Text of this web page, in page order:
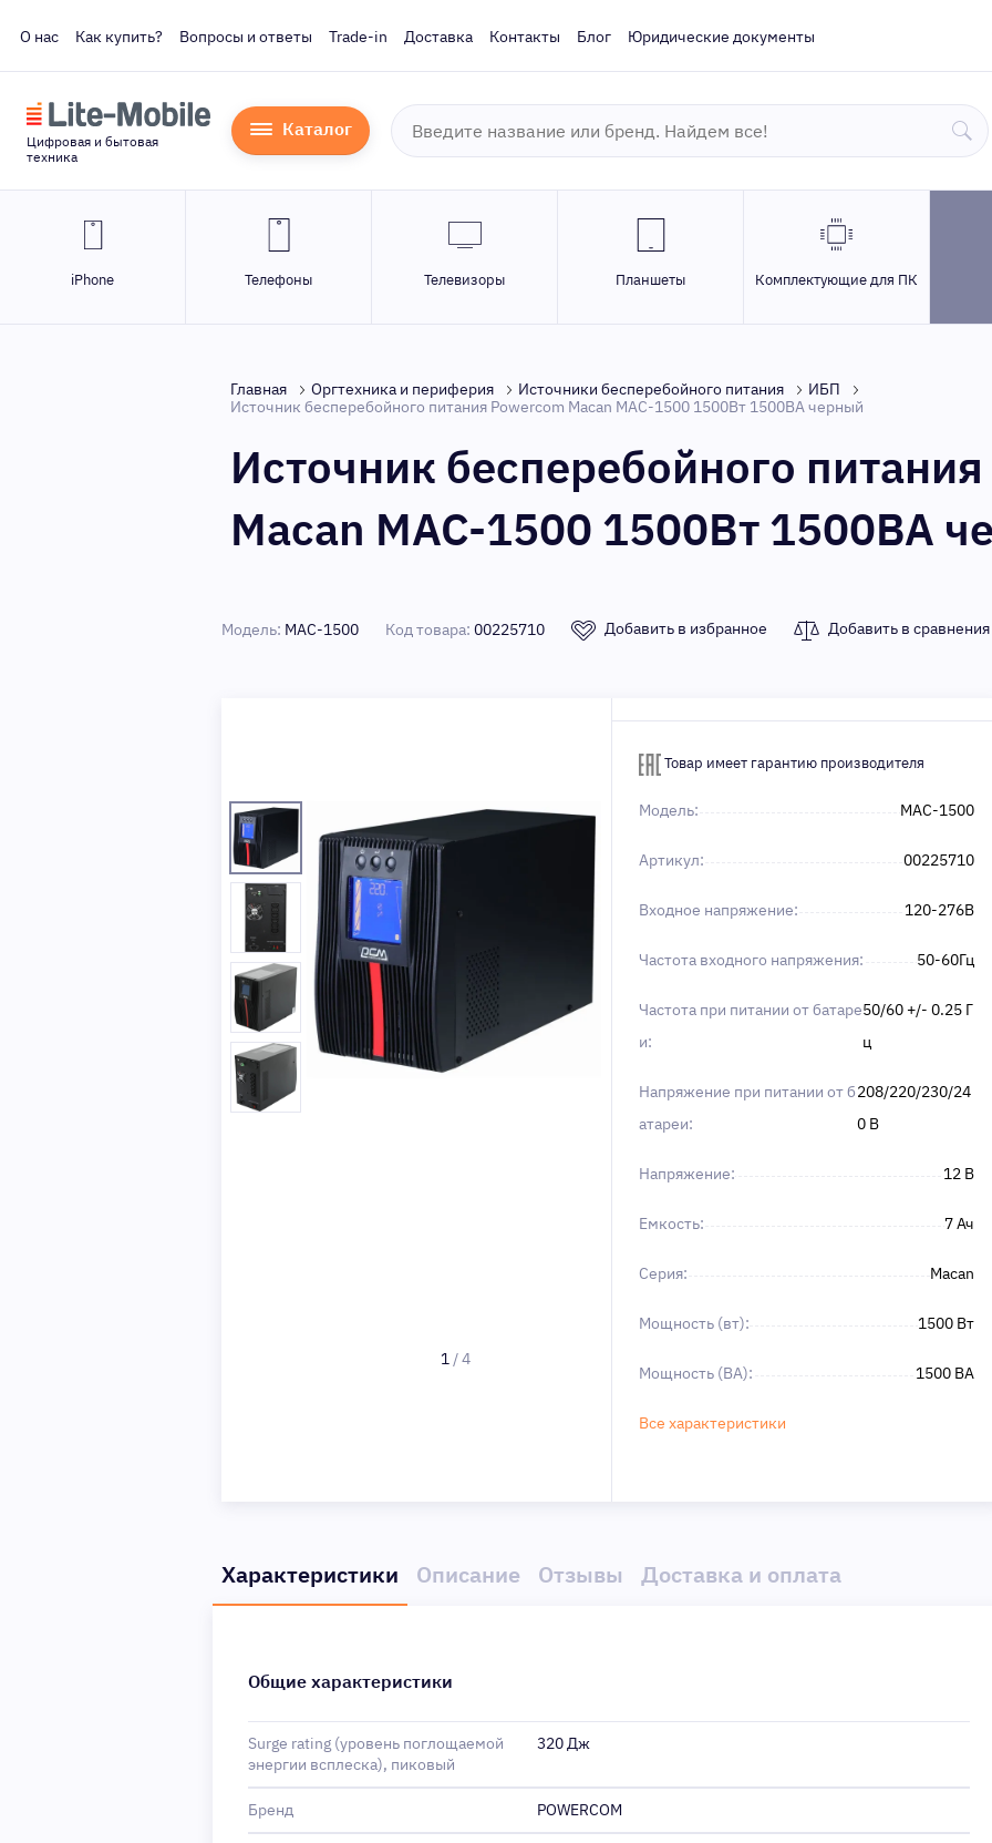
О нас Как купить? Вопросы и ответы Trade-in Доставка Контакты Блог Юридические документы
Цифровая и бытовая
техника
Каталог
iPhone Телефоны Телевизоры Планшеты Комплектующие для ПК
Главная Оргтехника и периферия Источники бесперебойного питания
ИБП
Источник бесперебойного питания Powercom Macan MAC-1500 1500Вт 1500ВА черный
Источник бесперебойного
Macan MAC-1500 1500Вт 1500ВА
Модель: MAC-1500 Код товара: 00225710 Добавить в избранное Добавить в сравнения
1 /4
Товар имеет гарантию производителя
Модель: MAC-1500
Артикул: 00225710
Входное напряжение: 120-276В
Частота входного напряжения: 50-60Гц
Частота при питании от батаре
и:
50/60 +/- 0.25 Г
ц
Напряжение при питании от б
атареи:
208/220/230/24
0 В
Напряжение: 12 В
Емкость: 7 Ач
Серия: Macan
Мощность (вт): 1500 Вт
Мощность (ВА): 1500 ВA
Все характеристики
Характеристики Описание Отзывы Доставка и оплата
Общие характеристики
Surge rating (уровень поглощаемой
энергии всплеска), пиковый
320 Дж
Бренд POWERCOM